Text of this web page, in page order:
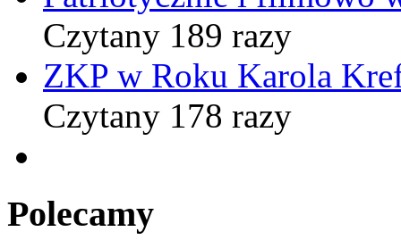
Czytany 189 razy
ZKP w Roku Karola
Czytany 178 razy
Polecamy